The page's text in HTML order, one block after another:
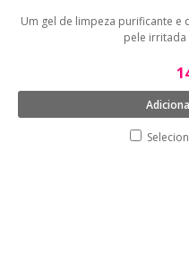
Um gel de limpeza purificante e
pele irritada